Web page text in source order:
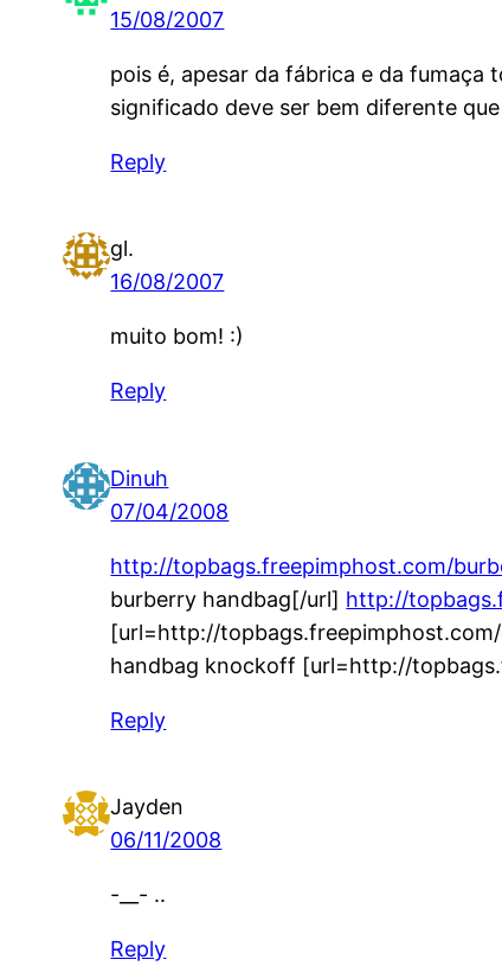
15/08/2007
pois é, apesar da fábrica e da fumaça
significado deve ser bem diferente
Reply
gl.
16/08/2007
muito bom! :)
Reply
Dinuh
07/04/2008
http://topbags.freepimphost.com/
burberry handbag[/url] http://
[url=http://
handbag knockoff [url=http://
Reply
Jayden
06/11/2008
-__- ..
Reply